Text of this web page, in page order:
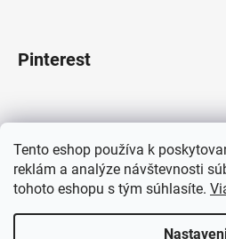
Tento eshop používa k
reklám a analýze návštevnosti
tohoto eshopu s tým súhlasíte.
Pinterest
Instagram